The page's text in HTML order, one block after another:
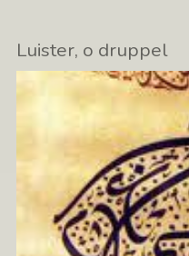
Luister, o druppel